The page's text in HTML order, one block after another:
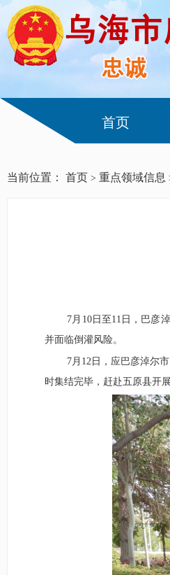
首页
当前位置： 首页 > 重点领域信息
7月10日至11日，巴彦
并面临倒灌风险。
7月12日，应巴彦淖尔
时集结完毕，赶赴五原县开